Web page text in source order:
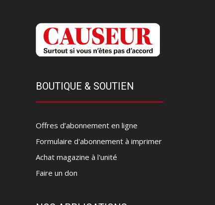
BOUTIQUE & SOUTIEN
Offres d’abonnement en ligne
Formulaire d'abonnement à imprimer
Achat magazine à l'unité
Faire un don